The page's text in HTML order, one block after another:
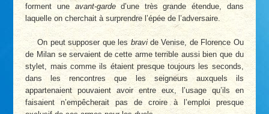
forment une avant-garded’une très grande étendue, dans
laquelle on cherchait à surprendre l’épée de l’adversaire.
On peut supposer que les bravide Venise, de Florence Ou
de Milan se servaient de cette arme terrible aussi bien que du
stylet, mais comme ils étaient presque toujours les seconds,
dans les rencontres que les seigneurs auxquels ils
appartenaient pouvaient avoir entre eux, l’usage qu’ils en
faisaient n’empêcherait pas de croire à l’emploi presque